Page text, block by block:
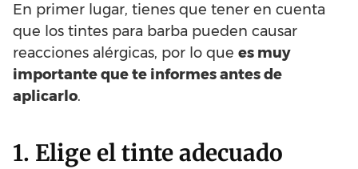
En primer lugar, tienes que tener en cuenta
que los tintes para barba pueden causar
reacciones alérgicas, por lo que es muy
importante que te informes antes de
aplicarlo.
1. Elige el tinte adecuado